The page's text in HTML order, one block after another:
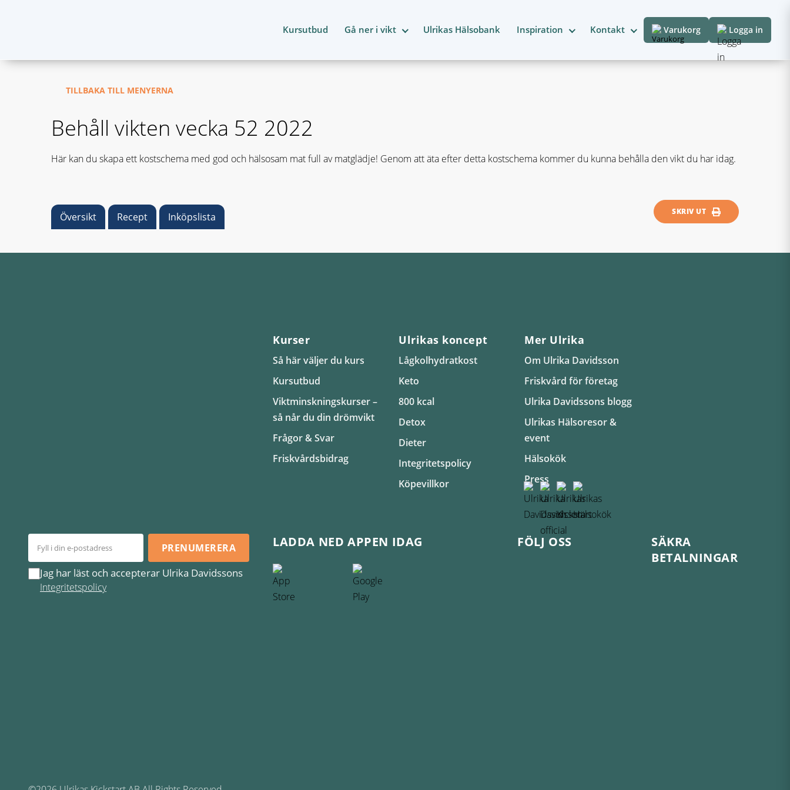
Kursutbud Gå ner i vikt Ulrikas Hälsobank Inspiration Kontakt Varukorg Logga in
TILLBAKA TILL MENYERNA
Behåll vikten vecka 52 2022
Här kan du skapa ett kostschema med god och hälsosam mat full av matglädje! Genom att äta efter detta kostschema kommer du kunna behålla den vikt du har idag.
Översikt Recept Inköpslista SKRIV UT
Kurser
Så här väljer du kurs
Kursutbud
Viktminskningskurser –
så når du din drömvikt
Frågor & Svar
Friskvårdsbidrag
Ulrikas koncept
Lågkolhydratkost
Keto
800 kcal
Detox
Dieter
Integritetspolicy
Köpevillkor
Mer Ulrika
Om Ulrika Davidsson
Friskvård för företag
Ulrika Davidssons blogg
Ulrikas Hälsoresor &
event
Hälsokök
Press
PRENUMERERA
Jag har läst och accepterar Ulrika Davidssons
Integritetspolicy
LADDA NED APPEN IDAG FÖLJ OSS
SÄKRA
BETALNINGAR